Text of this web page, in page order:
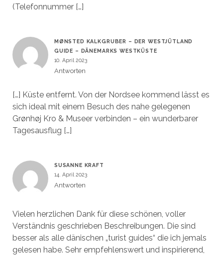
(Telefonnummer […]
MØNSTED KALKGRUBER – DER WESTJÜTLAND
GUIDE – DÄNEMARKS WESTKÜSTE
10. April 2023
Antworten
[…] Küste entfernt. Von der Nordsee kommend lässt es
sich ideal mit einem Besuch des nahe gelegenen
Grønhøj Kro & Museer verbinden – ein wunderbarer
Tagesausflug […]
SUSANNE KRAFT
14. April 2023
Antworten
Vielen herzlichen Dank für diese schönen, voller
Verständnis geschrieben Beschreibungen. Die sind
besser als alle dänischen „turist guides“ die ich jemals
gelesen habe. Sehr empfehlenswert und inspirierend,